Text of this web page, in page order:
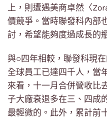
上，則遭遇美商卓然〈
價競爭。當時聯發科內部
討，希望能夠度過成長的
與○四年相較，聯發科現
全球員工已達四千人，當
來看，十一月合併營收比
子大廠衰退多在三、四成
最輕微的。此外，累計前